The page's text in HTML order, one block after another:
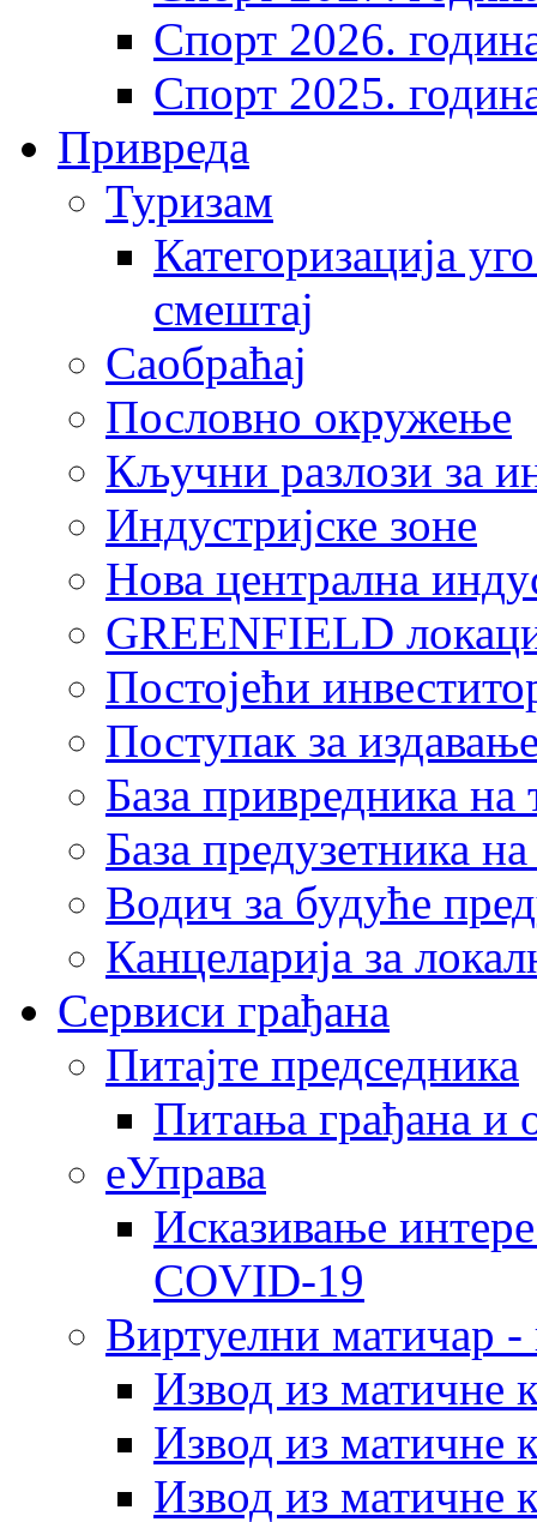
Спорт 2026.
Спорт 2025.
Привреда
Туризам
Категоризација
смештај
Саобраћај
Пословно окружење
Кључни разлози за
Индустријске зоне
Нова централна
GREENFIELD
Постојећи
Поступак за
База привредника
База предузетника
Водич за будуће
Канцеларија за
Сервиси грађана
Питајте председника
Питања грађана и
еУправа
Исказивање
COVID-19
Виртуелни матичар -
Извод из матичне
Извод из матичне
Извод из матичне